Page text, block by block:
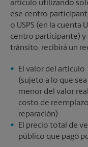
artículo utilizando
ese centro
o USPS (en la cuenta
centro participante) y
tránsito, recibirá un
El valor del artículo
(sujeto a lo que sea
menor del valor
costo de
reparación)
El precio total de
público que pagó